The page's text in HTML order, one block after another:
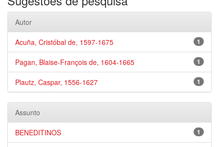
Autor
1
Acuña, Cristóbal de, 1597-1675
1
Pagan, Blaise-François de, 1604-1665
1
Plautz, Caspar, 1556-1627
Assunto
1
BENEDITINOS